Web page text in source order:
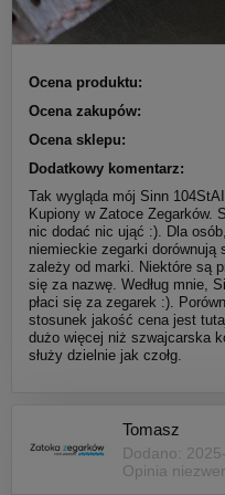
Ocena produktu:
Ocena zakupów:
Ocena sklepu:
Dodatkowy komentarz:
Tak wygląda mój Sinn
Kupiony w Zatoce Zegarków.
nic dodać nic ująć :). Dla
niemieckie zegarki
zależy od marki. Niektóre są
się za nazwę. Według mnie,
płaci się za zegarek :).
stosunek jakość cena jest
dużo więcej niż szwajcarska
służy dzielnie jak czołg.
Tomasz
Dodano:
Opinia